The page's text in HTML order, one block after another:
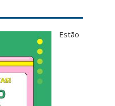
Estão